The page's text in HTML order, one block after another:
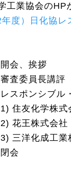
工業協会のHP
度）日化協レ
会、挨拶
査委員長講評
スポンシブ
株式会社
会社 SCM
工業株式
会